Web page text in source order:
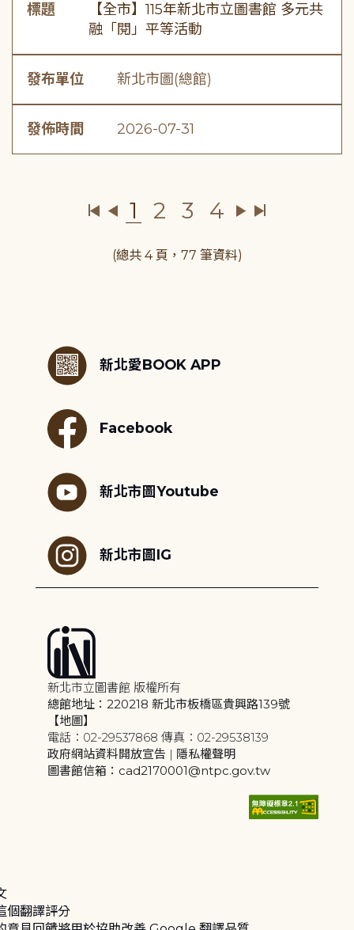
標題
【全市】115年新北市立圖書館 多元共
融「閱」平等活動
發布單位 新北市圖(總館)
發佈時間 2026-07-31
1 2 3 4
(總共 4 頁，77 筆資料)
新北愛BOOK APP
Facebook
新北市圖Youtube
新北市圖IG
新北市立圖書館 版權所有
總館地址：220218 新北市板橋區貴興路139號
【地圖】
電話：02-29537868 傳真：02-29538139
政府網站資料開放宣告 | 隱私權聲明
圖書館信箱：cad2170001@ntpc.gov.tw
個翻譯評分